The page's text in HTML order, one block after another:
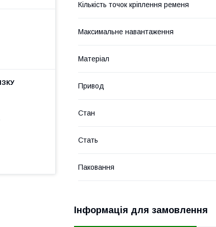
Кількість точок кріплення ременя
Максимальне навантаження
Матеріал
Привод
Стан
Стать
Паковання
Інформація для замовлення